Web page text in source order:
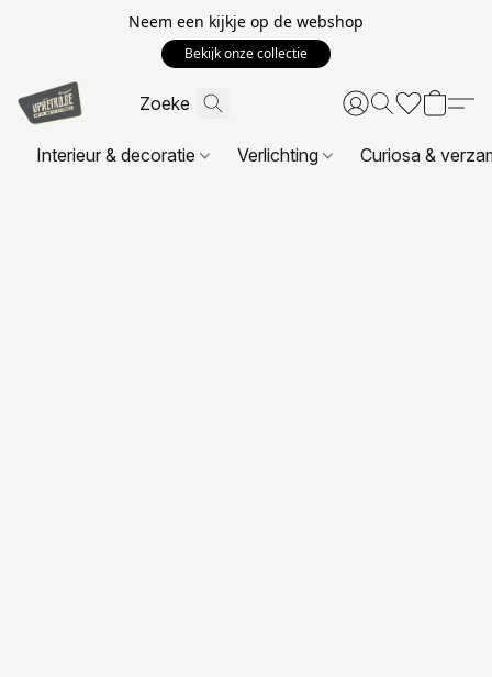
Neem een kijkje op de webshop
Bekijk onze collectie
Interieur & decoratie Verlichting Curiosa &